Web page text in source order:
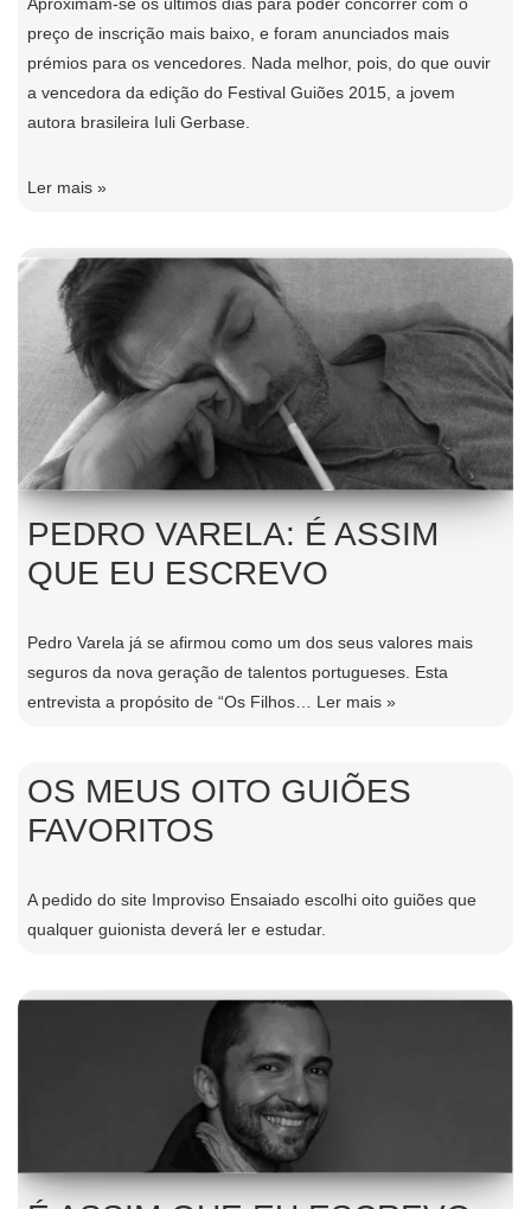
Aproximam-se os últimos dias para poder concorrer com o
preço de inscrição mais baixo, e foram anunciados mais
prémios para os vencedores. Nada melhor, pois, do que ouvir
a vencedora da edição do Festival Guiões 2015, a jovem
autora brasileira Iuli Gerbase.
Ler mais »
PEDRO VARELA: É ASSIM
QUE EU ESCREVO
Pedro Varela já se afirmou como um dos seus valores mais
seguros da nova geração de talentos portugueses. Esta
entrevista a propósito de “Os Filhos… Ler mais »
OS MEUS OITO GUIÕES
FAVORITOS
A pedido do site Improviso Ensaiado escolhi oito guiões que
qualquer guionista deverá ler e estudar.